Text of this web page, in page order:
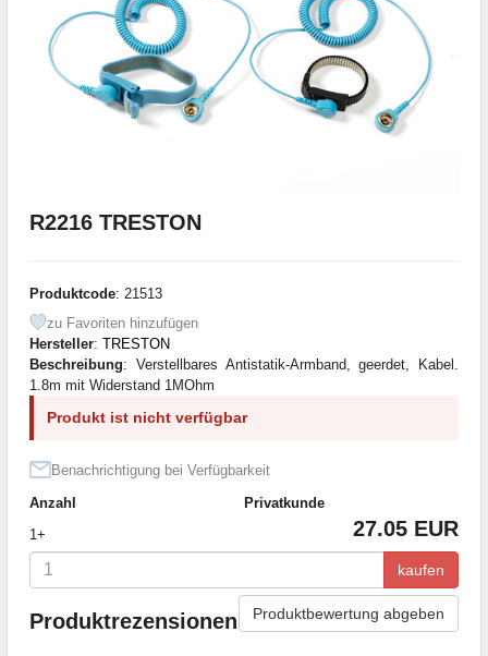
R2216 TRESTON
Produktcode: 21513
zu Favoriten hinzufügen
Hersteller: TRESTON
Beschreibung: Verstellbares Antistatik-Armband, geerdet, Kabel.
1.8m mit Widerstand 1MOhm
Produkt ist nicht verfügbar
Benachrichtigung bei Verfügbarkeit
Anzahl
Privatkunde
1+
27.05 EUR
kaufen
Produktrezensionen Produktbewertung abgeben